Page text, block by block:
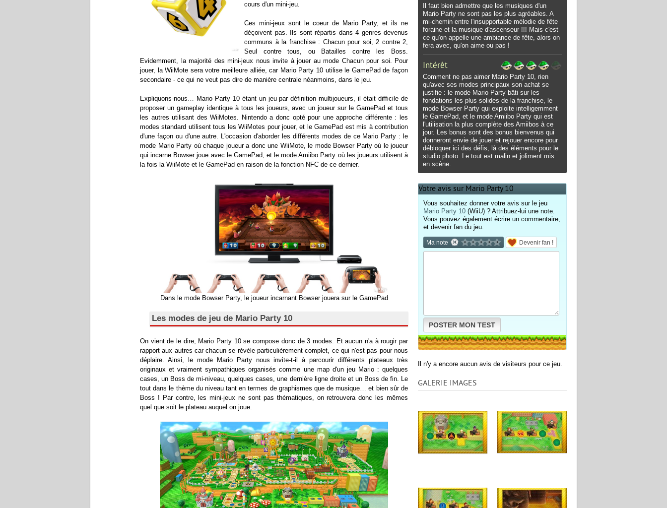
cours d'un mini-jeu.
Ces mini-jeux sont le coeur de Mario Party, et ils ne
déçoivent pas. Ils sont répartis dans 4 genres devenus
communs à la franchise : Chacun pour soi, 2 contre 2,
Seul contre tous, ou Batailles contre les Boss.
Evidemment, la majorité des mini-jeux nous invite à jouer au mode Chacun pour soi. Pour
jouer, la WiiMote sera votre meilleure alliée, car Mario Party 10 utilise le GamePad de façon
secondaire - ce qui ne veut pas dire de manière centrale néanmoins, dans le jeu.
Expliquons-nous… Mario Party 10 étant un jeu par définition multijoueurs, il était difficile de
proposer un gameplay identique à tous les joueurs, avec un joueur sur le GamePad et tous
les autres utilisant des WiiMotes. Nintendo a donc opté pour une approche différente : les
modes standard utilisent tous les WiiMotes pour jouer, et le GamePad est mis à contribution
d'une façon ou d'une autre. L'occasion d'aborder les différents modes de ce Mario Party : le
mode Mario Party où chaque joueur a donc une WiiMote, le mode Bowser Party où le joueur
qui incarne Bowser joue avec le GamePad, et le mode Amiibo Party où les joueurs utilisent à
la fois la WiiMote et le GamePad en raison de la fonction NFC de ce dernier.
Dans le mode Bowser Party, le joueur incarnant Bowser jouera sur le GamePad
Les modes de jeu de Mario Party 10
On vient de le dire, Mario Party 10 se compose donc de 3 modes. Et aucun n'a à rougir par
rapport aux autres car chacun se révèle particulièrement complet, ce qui n'est pas pour nous
déplaire. Ainsi, le mode Mario Party nous invite-t-il à parcourir différents plateaux très
originaux et vraiment sympathiques organisés comme une map d'un jeu Mario : quelques
cases, un Boss de mi-niveau, quelques cases, une dernière ligne droite et un Boss de fin. Le
tout dans le thème du niveau tant en termes de graphismes que de musique… et bien sûr de
Boss ! Par contre, les mini-jeux ne sont pas thématiques, on retrouvera donc les mêmes
quel que soit le plateau auquel on joue.
Il faut bien admettre que les musiques d'un
Mario Party ne sont pas les plus agréables. A
mi-chemin entre l'insupportable mélodie de fête
foraine et la musique d'ascenseur !!! Mais c'est
ce qu'on appelle une ambiance de fête, alors on
fera avec, qu'on aime ou pas !
Intérêt
Comment ne pas aimer Mario Party 10, rien
qu'avec ses modes principaux son achat se
justifie : le mode Mario Party bâti sur les
fondations les plus solides de la franchise, le
mode Bowser Party qui exploite intelligemment
le GamePad, et le mode Amiibo Party qui est
l'utilisation la plus complète des Amiibos à ce
jour. Les bonus sont des bonus bienvenus qui
donneront envie de jouer et rejouer encore pour
débloquer ici des défis, là des éléments pour le
studio photo. Le tout est malin et joliment mis
en scène.
Votre avis sur Mario Party 10
Vous souhaitez donner votre avis sur le jeu
Mario Party 10 (WiiU) ? Attribuez-lui une note.
Vous pouvez également écrire un commentaire,
et devenir fan du jeu.
Ma note Devenir fan !
POSTER MON TEST
Il n'y a encore aucun avis de visiteurs pour ce jeu.
GALERIE IMAGES